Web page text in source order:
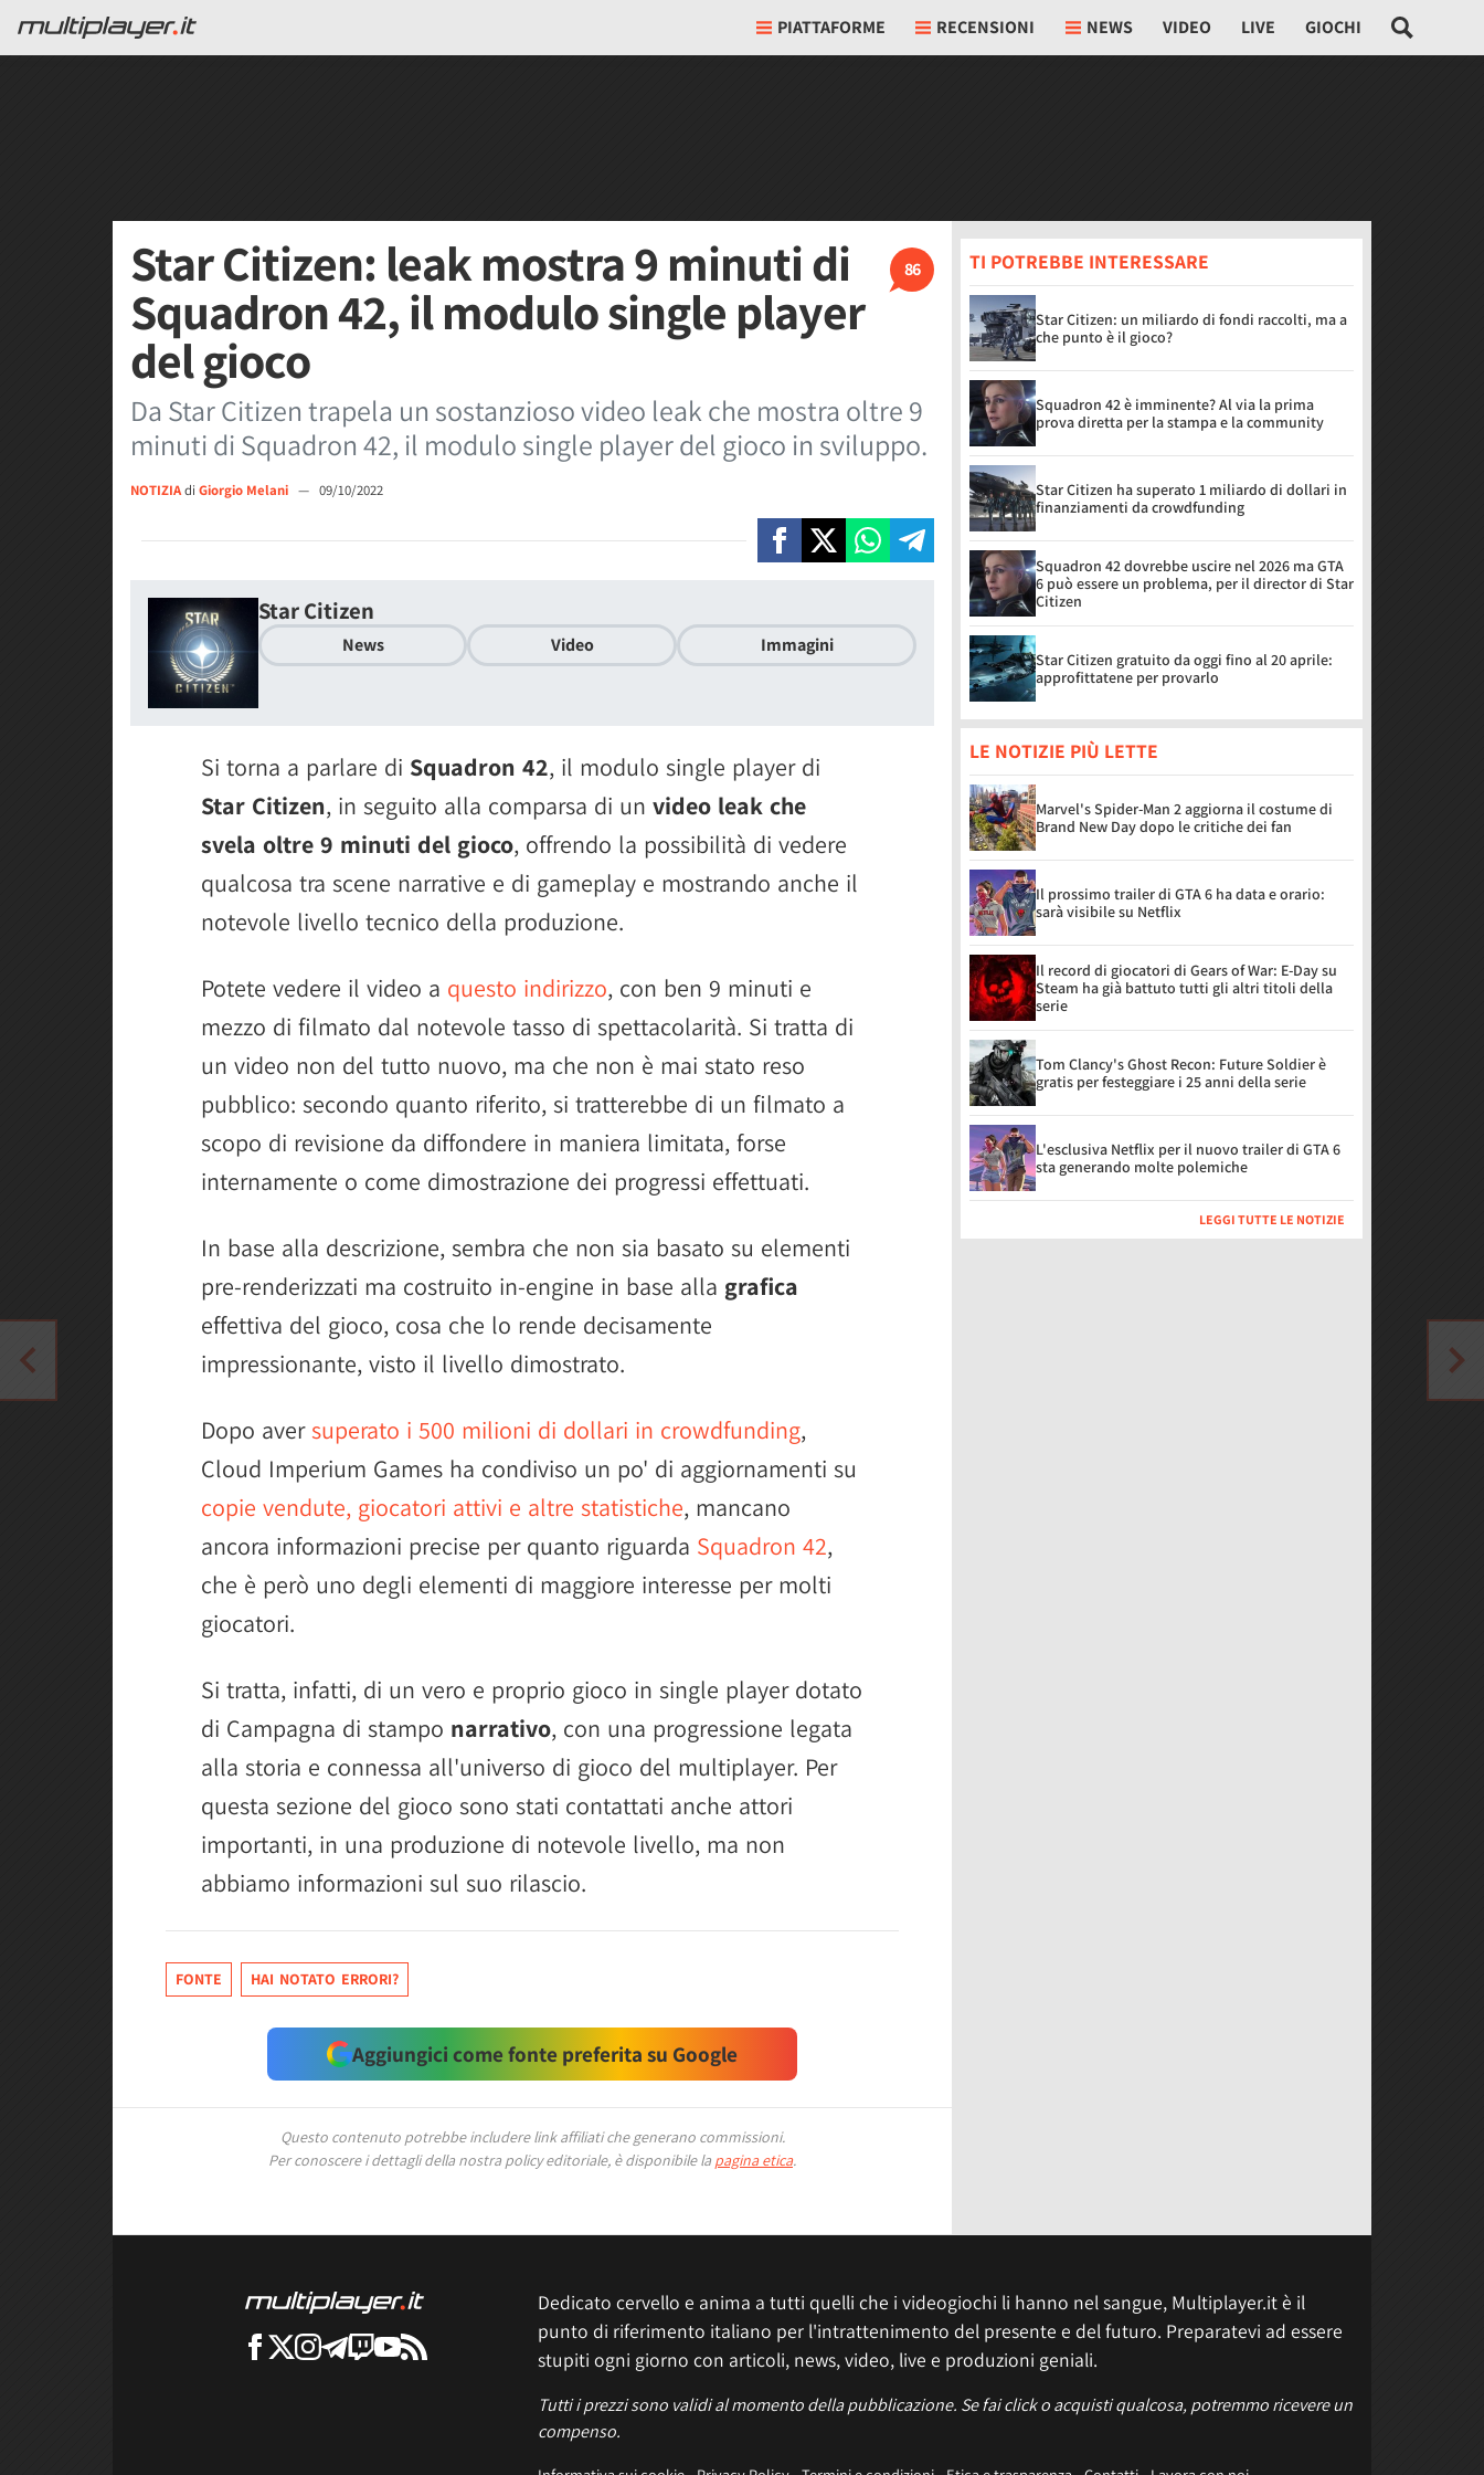
PIATTAFORME RECENSIONI NEWS VIDEO LIVE GIOCHI
86
Star Citizen: leak mostra 9 minuti di
Squadron 42, il modulo single player
del gioco
Da Star Citizen trapela un sostanzioso video leak che mostra oltre 9
minuti di Squadron 42, il modulo single player del gioco in sviluppo.
NOTIZIAdi Giorgio Melani — 09/10/2022
Star Citizen
News Video Immagini
Si torna a parlare di Squadron 42, il modulo single player di
Star Citizen, in seguito alla comparsa di un video leak che
svela oltre 9 minuti del gioco, offrendo la possibilità di vedere
qualcosa tra scene narrative e di gameplay e mostrando anche il
notevole livello tecnico della produzione.
Potete vedere il video a questo indirizzo, con ben 9 minuti e
mezzo di filmato dal notevole tasso di spettacolarità. Si tratta di
un video non del tutto nuovo, ma che non è mai stato reso
pubblico: secondo quanto riferito, si tratterebbe di un filmato a
scopo di revisione da diffondere in maniera limitata, forse
internamente o come dimostrazione dei progressi effettuati.
In base alla descrizione, sembra che non sia basato su elementi
pre-renderizzati ma costruito in-engine in base alla grafica
effettiva del gioco, cosa che lo rende decisamente
impressionante, visto il livello dimostrato.
Dopo aversuperato i 500 milioni di dollari in crowdfunding,
Cloud Imperium Games ha condiviso un po' di aggiornamenti su
copie vendute, giocatori attivi e altre statistiche, mancano
ancora informazioni precise per quanto riguarda Squadron 42,
che è però uno degli elementi di maggiore interesse per molti
giocatori.
Si tratta, infatti, di un vero e proprio gioco in single player dotato
di Campagna di stampo narrativo, con una progressione legata
alla storia e connessa all'universo di gioco del multiplayer. Per
questa sezione del gioco sono stati contattati anche attori
importanti, in una produzione di notevole livello, ma non
abbiamo informazioni sul suo rilascio.
FONTE HAI NOTATO ERRORI?
Aggiungici come fonte preferita su Google
Questo contenuto potrebbe includere link affiliati che generano commissioni.
Per conoscere i dettagli della nostra policy editoriale, è disponibile la pagina etica.
TI POTREBBE INTERESSARE
Star Citizen: un miliardo di fondi raccolti, ma a
che punto è il gioco?
Squadron 42 è imminente? Al via la prima
prova diretta per la stampa e la community
Star Citizen ha superato 1 miliardo di dollari in
finanziamenti da crowdfunding
Squadron 42 dovrebbe uscire nel 2026 ma GTA
6 può essere un problema, per il director di Star
Citizen
Star Citizen gratuito da oggi fino al 20 aprile:
approfittatene per provarlo
LE NOTIZIE PIÙ LETTE
Marvel's Spider-Man 2 aggiorna il costume di
Brand New Day dopo le critiche dei fan
Il prossimo trailer di GTA 6 ha data e orario:
sarà visibile su Netflix
Il record di giocatori di Gears of War: E-Day su
Steam ha già battuto tutti gli altri titoli della
serie
Tom Clancy's Ghost Recon: Future Soldier è
gratis per festeggiare i 25 anni della serie
L'esclusiva Netflix per il nuovo trailer di GTA 6
sta generando molte polemiche
LEGGI TUTTE LE NOTIZIE
Dedicato cervello e anima a tutti quelli che i videogiochi li hanno nel sangue, Multiplayer.it è il
punto di riferimento italiano per l'intrattenimento del presente e del futuro. Preparatevi ad essere
stupiti ogni giorno con articoli, news, video, live e produzioni geniali.
Tutti i prezzi sono validi al momento della pubblicazione. Se fai click o acquisti qualcosa, potremmo ricevere un
compenso.